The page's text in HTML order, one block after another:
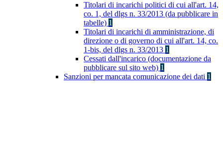
Titolari di incarichi politici di cui all'art. 14,
co. 1, del dlgs n. 33/2013 (da pubblicare in
tabelle) 1
Titolari di incarichi di amministrazione, di
direzione o di governo di cui all'art. 14, co.
1-bis, del dlgs n. 33/2013 1
Cessati dall'incarico (documentazione da
pubblicare sul sito web) 1
Sanzioni per mancata comunicazione dei dati 1